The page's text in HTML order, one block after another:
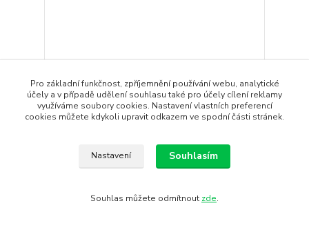
Pro základní funkčnost, zpříjemnění používání webu, analytické
účely a v případě udělení souhlasu také pro účely cílení reklamy
využíváme soubory cookies. Nastavení vlastních preferencí
cookies můžete kdykoli upravit odkazem ve spodní části stránek.
Nastavení Souhlasím
Souhlas můžete odmítnout zde.